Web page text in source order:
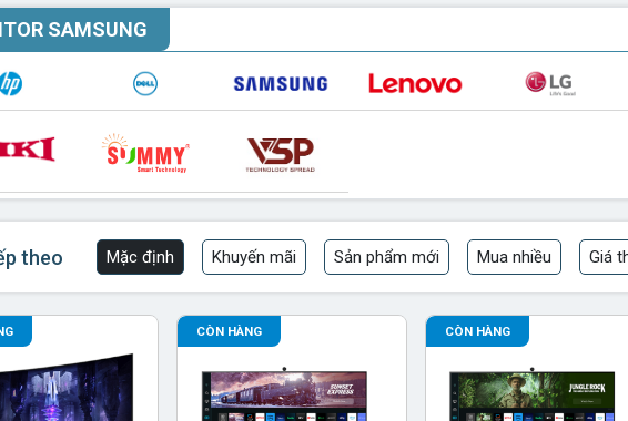
SAMSUNG
theo Mặc định Khuyến mãi Sản phẩm mới Mua nhiều Giá
CÒN HÀNG CÒN HÀNG